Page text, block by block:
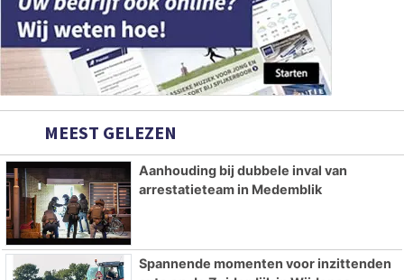
MEEST GELEZEN
Aanhouding bij dubbele inval van
arrestatieteam in Medemblik
Spannende momenten voor inzittenden